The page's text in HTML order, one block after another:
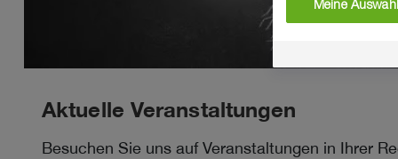
Aktuelle Veranstaltungen
Besuchen Sie uns auf Veranstaltungen in Ihrer
Meine